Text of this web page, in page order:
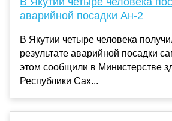
аварийной посадки Ан-2
В Якутии четыре человека
результате аварийной посадки
этом сообщили в Министерстве
Республики Сах...